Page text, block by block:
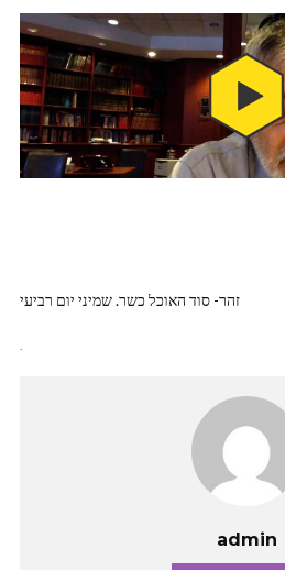
זהר- סוד האוכל כשר. שמיני יום רביעי
admin